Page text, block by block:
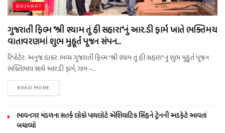
GUJARAT
ગુજરાતી ફિલ્મ “શ્રી શ્યામ તું હી સહારા”નું આર.ડી ફાર્મ ખાતે ભક્તિમય
વાતાવરણમાં શુભ મુહૂર્ત પૂજન સંપન…
રિપોર્ટર: અનુજ ઠાકર. ભવ્ય ગુજરાતી ફિલ્મ “શ્રી શ્યામ તું હી સહારા”નું શુભ મુહૂર્ત પૂજન
ભક્તિભાવ સાથે આર.ડી ફાર્મ, ગામ –...
READ MORE
ભાવનગર મંડળના સતર્ક લોકો પાયલોટે એશિયાટિક સિંહને ટ્રેનની અડફેટે આવતાં
બચાવ્યો